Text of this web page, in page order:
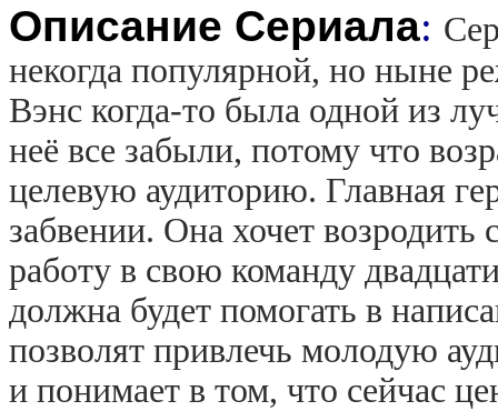
Описание Сериала:
некогда популярной, но ныне
Вэнс когда-то была одной из
неё все забыли, потому что
целевую аудиторию. Главная
забвении. Она хочет
работу в свою команду
должна будет помогать в
позволят привлечь молодую
и понимает в том, что сейчас